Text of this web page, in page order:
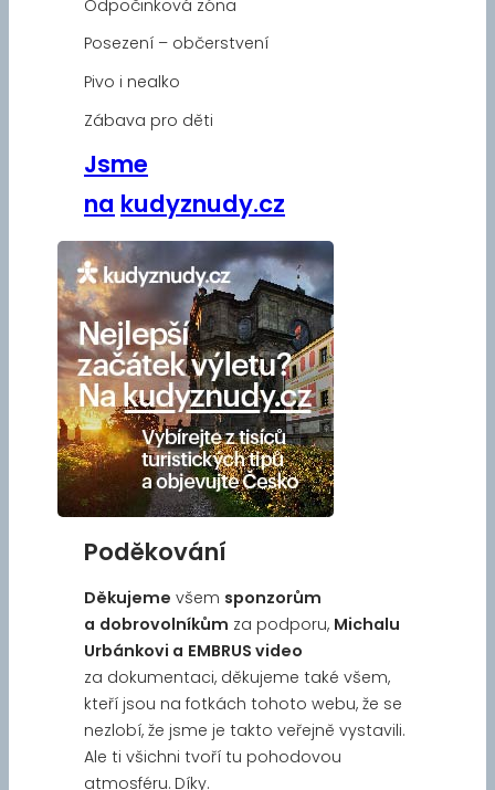
Odpočinková zóna
Posezení – občerstvení
Pivo i nealko
Zábava pro děti
Jsme
na kudyznudy.cz
Poděkování
Děkujeme všem sponzorům
a dobrovolníkům za podporu, Michalu
Urbánkovi a EMBRUS video
za dokumentaci, děkujeme také všem,
kteří jsou na fotkách tohoto webu, že se
nezlobí, že jsme je takto veřejně vystavili.
Ale ti všichni tvoří tu pohodovou
atmosféru. Díky.